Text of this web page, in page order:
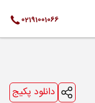
02191001066
دانلود پکیج